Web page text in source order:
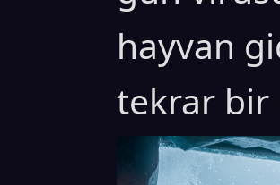
hayvan
tekrar bir